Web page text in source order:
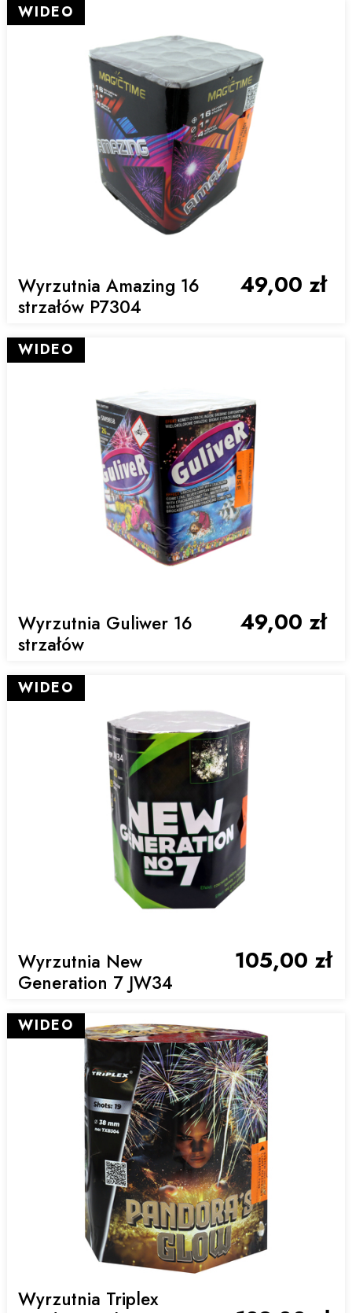
Wyrzutnia Amazing 16
strzałów P7304
49,00 zł
WIDEO
Wyrzutnia Guliwer 16
strzałów
49,00 zł
WIDEO
Wyrzutnia New
Generation 7 JW34
105,00 zł
WIDEO
Wyrzutnia Triplex
WIDEO